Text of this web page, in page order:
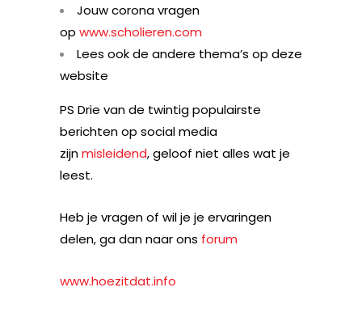
Jouw corona vragen
op www.scholieren.com
Lees ook de andere thema’s op deze
website
PS Drie van de twintig populairste
berichten op social media
zijnmisleidend, geloof niet alles wat je
leest.
Heb je vragen of wil je je ervaringen
delen, ga dan naar ons forum
www.hoezitdat.info